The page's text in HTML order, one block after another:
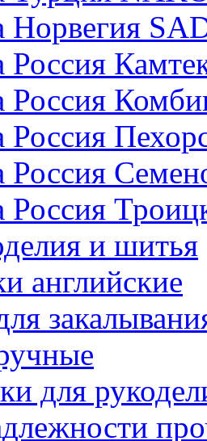
Норвегия
Россия
Россия
и шитья
английские
для